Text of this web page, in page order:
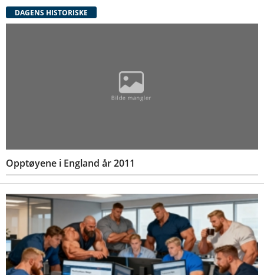
DAGENS HISTORISKE
Opptøyene i England år 2011